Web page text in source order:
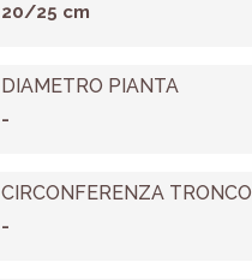
20/25 cm
DIAMETRO PIANTA
-
CIRCONFERENZA TRONCO
-